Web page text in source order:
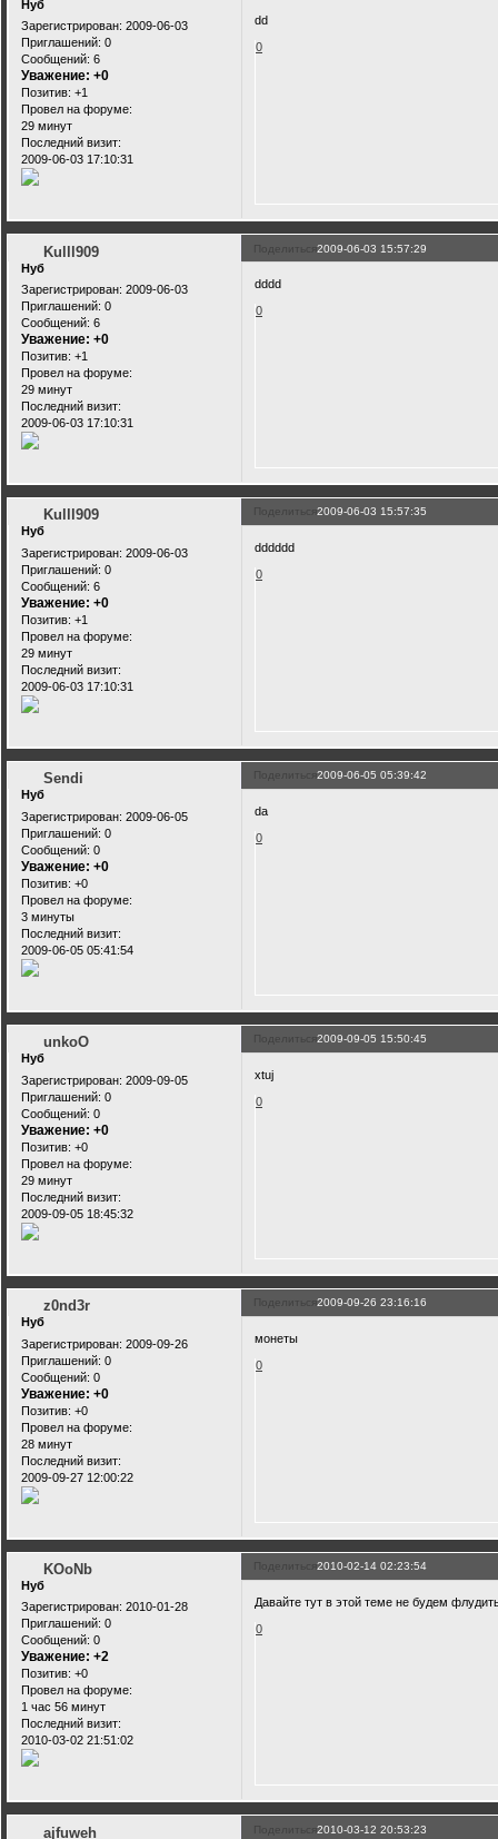
Нуб
Зарегистрирован: 2009-06-03
Приглашений: 0
Сообщений: 6
Уважение: +0
Позитив: +1
Провел на форуме:
29 минут
Последний визит:
2009-06-03 17:10:31
dd
0
Поделиться2009-06-03 15:57:29
Kulll909
Нуб
Зарегистрирован: 2009-06-03
Приглашений: 0
Сообщений: 6
Уважение: +0
Позитив: +1
Провел на форуме:
29 минут
Последний визит:
2009-06-03 17:10:31
dddd
0
Поделиться2009-06-03 15:57:35
Kulll909
Нуб
Зарегистрирован: 2009-06-03
Приглашений: 0
Сообщений: 6
Уважение: +0
Позитив: +1
Провел на форуме:
29 минут
Последний визит:
2009-06-03 17:10:31
dddddd
0
Поделиться2009-06-05 05:39:42
Sendi
Нуб
Зарегистрирован: 2009-06-05
Приглашений: 0
Сообщений: 0
Уважение: +0
Позитив: +0
Провел на форуме:
3 минуты
Последний визит:
2009-06-05 05:41:54
da
0
Поделиться2009-09-05 15:50:45
unkoO
Нуб
Зарегистрирован: 2009-09-05
Приглашений: 0
Сообщений: 0
Уважение: +0
Позитив: +0
Провел на форуме:
29 минут
Последний визит:
2009-09-05 18:45:32
xtuj
0
Поделиться2009-09-26 23:16:16
z0nd3r
Нуб
Зарегистрирован: 2009-09-26
Приглашений: 0
Сообщений: 0
Уважение: +0
Позитив: +0
Провел на форуме:
28 минут
Последний визит:
2009-09-27 12:00:22
монеты
0
Поделиться2010-02-14 02:23:54
KOoNb
Нуб
Зарегистрирован: 2010-01-28
Приглашений: 0
Сообщений: 0
Уважение: +2
Позитив: +0
Провел на форуме:
1 час 56 минут
Последний визит:
2010-03-02 21:51:02
Давайте тут в этой теме не будем
0
Поделиться2010-03-12 20:53:23
ajfuweh